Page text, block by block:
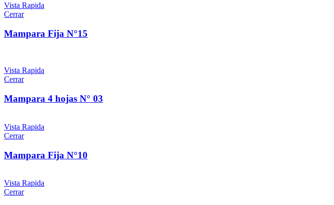
Vista Rapida
Cerrar
Mampara Fija N°15
Vista Rapida
Cerrar
Mampara 4 hojas N° 03
Vista Rapida
Cerrar
Mampara Fija N°10
Vista Rapida
Cerrar